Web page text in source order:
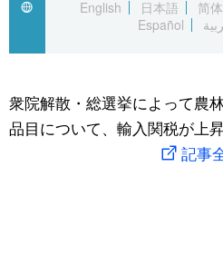
社会
文化
旅と暮らし
動画/Live
科学・技術
暮らし
スポーツ・東京2020
English
日本語 简
Español
衆院解散・総選挙によって農
品目について、輸入関税が上
記事